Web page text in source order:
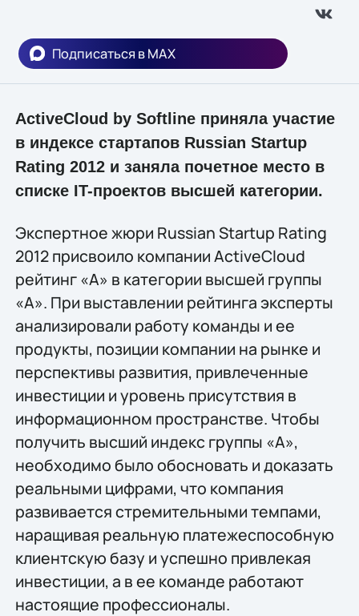
Подписаться в MAX
ActiveCloud by Softline приняла участие
в индексе стартапов Russian Startup
Rating 2012 и заняла почетное место в
списке IT-проектов высшей категории.
Экспертное жюри Russian Startup Rating
2012 присвоило компании ActiveСloud
рейтинг «А» в категории высшей группы
«А». При выставлении рейтинга эксперты
анализировали работу команды и ее
продукты, позиции компании на рынке и
перспективы развития, привлеченные
инвестиции и уровень присутствия в
информационном пространстве. Чтобы
получить высший индекс группы «А»,
необходимо было обосновать и доказать
реальными цифрами, что компания
развивается стремительными темпами,
наращивая реальную платежеспособную
клиентскую базу и успешно привлекая
инвестиции, а в ее команде работают
настоящие профессионалы.